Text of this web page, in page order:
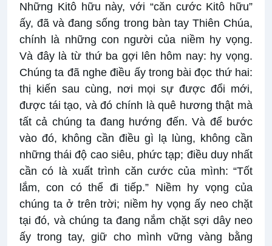
Những Kitô hữu này, với “căn cước Kitô hữu”
ấy, đã và đang sống trong bàn tay Thiên Chúa,
chính là những con người của niềm hy vọng.
Và đây là từ thứ ba gợi lên hôm nay: hy vọng.
Chúng ta đã nghe điều ấy trong bài đọc thứ hai:
thị kiến sau cùng, nơi mọi sự được đổi mới,
được tái tạo, và đó chính là quê hương thật mà
tất cả chúng ta đang hướng đến. Và để bước
vào đó, không cần điều gì lạ lùng, không cần
những thái độ cao siêu, phức tạp; điều duy nhất
cần có là xuất trình căn cước của mình: “Tốt
lắm, con có thể đi tiếp.” Niềm hy vọng của
chúng ta ở trên trời; niềm hy vọng ấy neo chặt
tại đó, và chúng ta đang nắm chặt sợi dây neo
ấy trong tay, giữ cho mình vững vàng bằng